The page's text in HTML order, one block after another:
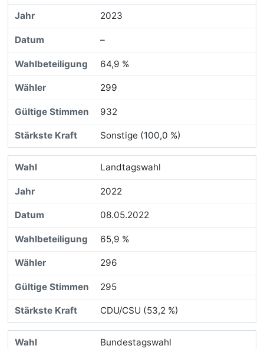
2023
–
64,9 %
299
932
Sonstige (100,0 %)
Landtagswahl
2022
08.05.2022
65,9 %
296
295
CDU/CSU (53,2 %)
Bundestagswahl